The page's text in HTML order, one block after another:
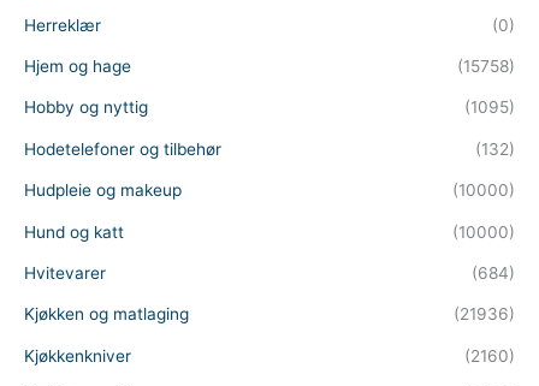
Herreklær (0)
Hjem og hage (15758)
Hobby og nyttig (1095)
Hodetelefoner og tilbehør (132)
Hudpleie og makeup (10000)
Hund og katt (10000)
Hvitevarer (684)
Kjøkken og matlaging (21936)
Kjøkkenkniver (2160)